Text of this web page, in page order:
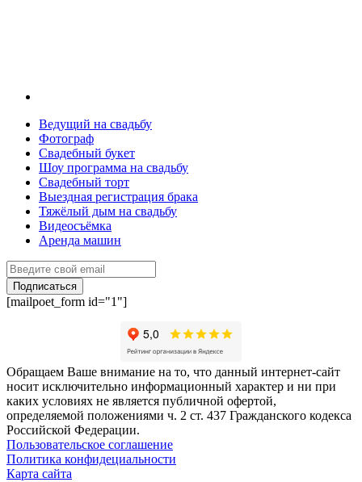
Ведущий на свадьбу
Фотограф
Свадебный букет
Шоу программа на свадьбу
Свадебный торт
Выездная регистрация брака
Тяжёлый дым на свадьбу
Видеосъёмка
Аренда машин
Подписаться
[mailpoet_form id="1"]
Обращаем Ваше внимание на то, что данный интернет-сайт
носит исключительно информационный характер и ни при
каких условиях не является публичной офертой,
определяемой положениями ч. 2 ст. 437 Гражданского кодекса
Российской Федерации.
Пользовательское соглашение
Политика конфидециальности
Карта сайта